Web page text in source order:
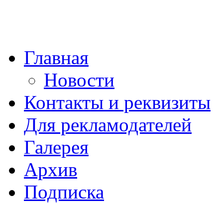
Главная
Новости
Контакты и реквизиты
Для рекламодателей
Галерея
Архив
Подписка